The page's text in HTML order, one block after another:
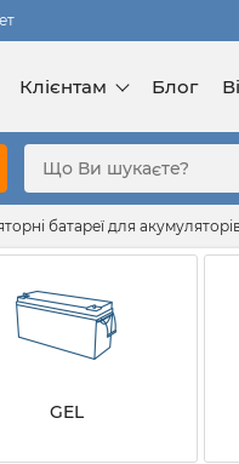
Клієнтам Блог
батареї для
GEL